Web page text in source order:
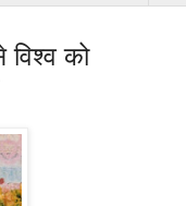
विश्व को